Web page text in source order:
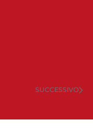
SUCCESSIVO